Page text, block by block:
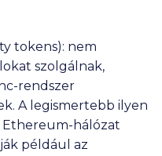
tokens): nem
szolgálnak,
rendszer
A legismertebb ilyen
Ethereum-hálózat
például az